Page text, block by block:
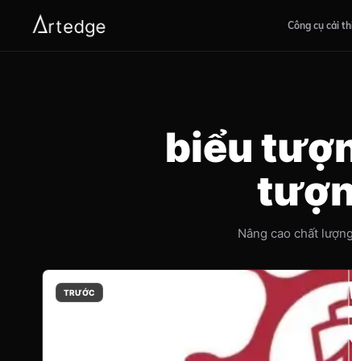
Công cụ cải
biểu
Nâng cao chất
TRƯỚC